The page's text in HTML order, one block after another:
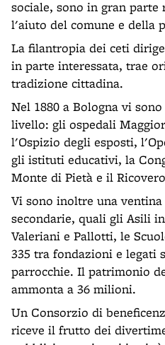
sociale, sono in gran
l'aiuto del comune e della
La filantropia dei ceti
in parte interessata, trae
tradizione cittadina.
Nel 1880 a Bologna vi
livello: gli ospedali
l'Ospizio degli esposti,
gli istituti educativi, la
Monte di Pietà e il
Vi sono inoltre una
secondarie, quali gli Asili
Valeriani e Pallotti, le
335 tra fondazioni e legati
parrocchie. Il patrimonio
ammonta a 36 milioni.
Un Consorzio di
riceve il frutto dei